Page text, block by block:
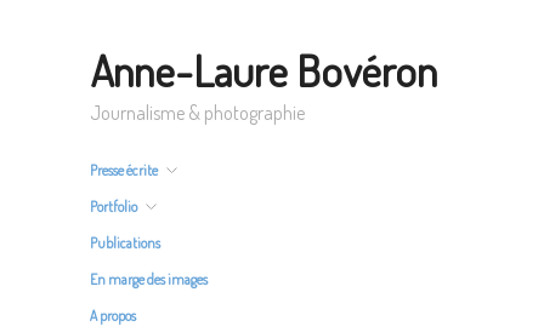
Anne-Laure Bovéron
Journalisme & photographie
Presse écrite
Portfolio
Publications
En marge des images
A propos